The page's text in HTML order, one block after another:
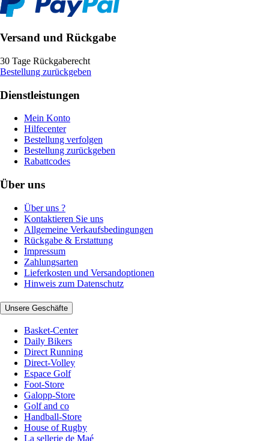
Versand und Rückgabe
30 Tage Rückgaberecht
Bestellung zurückgeben
Dienstleistungen
Mein Konto
Hilfecenter
Bestellung verfolgen
Bestellung zurückgeben
Rabattcodes
Über uns
Über uns ?
Kontaktieren Sie uns
Allgemeine Verkaufsbedingungen
Rückgabe & Erstattung
Impressum
Zahlungsarten
Lieferkosten und Versandoptionen
Hinweis zum Datenschutz
Unsere Geschäfte
Basket-Center
Daily Bikers
Direct Running
Direct-Volley
Espace Golf
Foot-Store
Galopp-Store
Golf and co
Handball-Store
House of Rugby
La sellerie de Maé